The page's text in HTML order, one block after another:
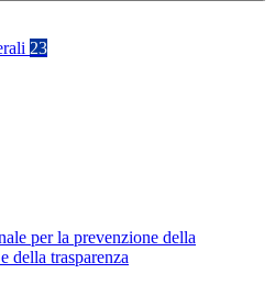
23
per la prevenzione della
della trasparenza